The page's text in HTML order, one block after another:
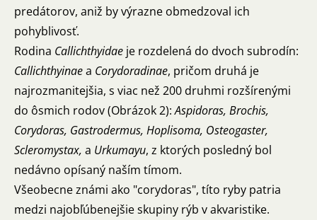
predátorov, aniž by výrazne obmedzoval ich
pohyblivosť.
Rodina Callichthyidae je rozdelená do dvoch subrodín:
Callichthyinaea Corydoradinae, pričom druhá je
najrozmanitejšia, s viac než 200 druhmi rozšírenými
do ôsmich rodov (Obrázok 2):Aspidoras, Brochis,
Corydoras, Gastrodermus, Hoplisoma, Osteogaster,
Scleromystax, a Urkumayu, z ktorých posledný bol
nedávno opísaný naším tímom.
Všeobecne známi ako "corydoras", títo ryby patria
medzi najobľúbenejšie skupiny rýb v akvaristike.